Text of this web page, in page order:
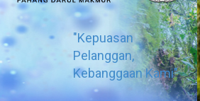
"Kepuasan
Pelanggan,
Kebanggaan Kami"